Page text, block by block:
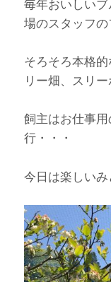
毎年おいしい
場のスタッフの
そろそろ本格
リー畑、スリ
飼主はお仕事
行・・・
今日は楽しいみ